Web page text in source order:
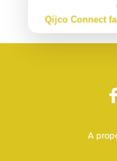
A
Qijco Connect